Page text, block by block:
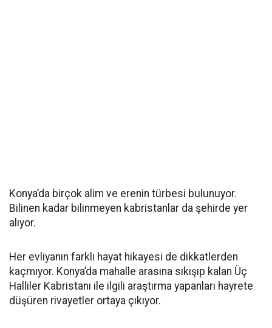
Konya’da birçok alim ve erenin türbesi bulunuyor.
Bilinen kadar bilinmeyen kabristanlar da şehirde yer
alıyor.
Her evliyanın farklı hayat hikayesi de dikkatlerden
kaçmıyor. Konya’da mahalle arasına sıkışıp kalan Üç
Halliler Kabristanı ile ilgili araştırma yapanları hayrete
düşüren rivayetler ortaya çıkıyor.